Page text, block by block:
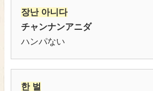
장난 아니다
チャンナンアニダ
ハンパない
한 벌